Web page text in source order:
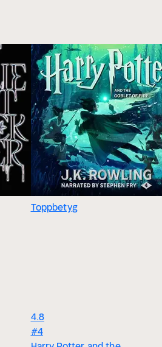
Toppbetyg
4.8
#4